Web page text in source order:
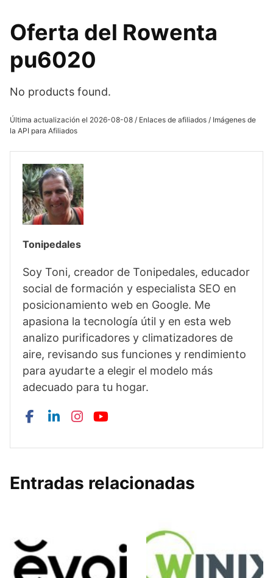
Oferta del Rowenta
pu6020
No products found.
Última actualización el 2026-08-08 / Enlaces de afiliados / Imágenes de
la API para Afiliados
Tonipedales
Soy Toni, creador de Tonipedales, educador
social de formación y especialista SEO en
posicionamiento web en Google. Me
apasiona la tecnología útil y en esta web
analizo purificadores y climatizadores de
aire, revisando sus funciones y rendimiento
para ayudarte a elegir el modelo más
adecuado para tu hogar.
Entradas relacionadas